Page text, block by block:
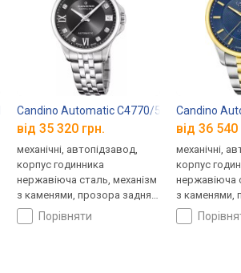
Candino Automatic C4770/5
від 35 320 грн.
механічні, автопідзавод,
корпус годинника
нержавіюча сталь, механізм
з каменями, прозора задня
кришка, ремінець: браслет
сталь, WR 30, Швейцарія
порівняти
Candino
від 36 540
механічні,
корпус
нержавіюча
з каменями,
кришка,
сталь, WR